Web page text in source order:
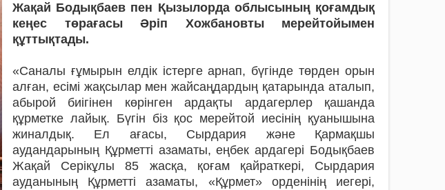
Жақай Бодықбаев пен Қызылорда облысының қоғамдық
кеңес төрағасы Әріп Хожбановты мерейтойымен
құттықтады.
«Саналы ғұмырын елдік істерге арнап, бүгінде төрден орын
алған, есімі жақсылар мен жайсаңдардың қатарында аталып,
абырой биігінен көрінген ардақты ардагерлер қашанда
құрметке лайық. Бүгін біз қос мерейтой иесінің қуанышына
жиналдық. Ел ағасы, Сырдария және Қармақшы
аудандарының Құрметті азаматы, еңбек ардагері Бодықбаев
Жақай Серікұлы 85 жасқа, қоғам қайраткері, Сырдария
ауданының Құрметті азаматы, «Құрмет» орденінің иегері,